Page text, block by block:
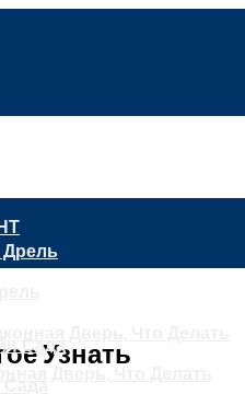
Дверь, Что Делать
Узнать